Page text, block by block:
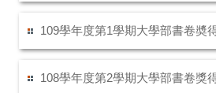
109學年度第1學期大學部書卷奬
108學年度第2學期大學部書卷獎